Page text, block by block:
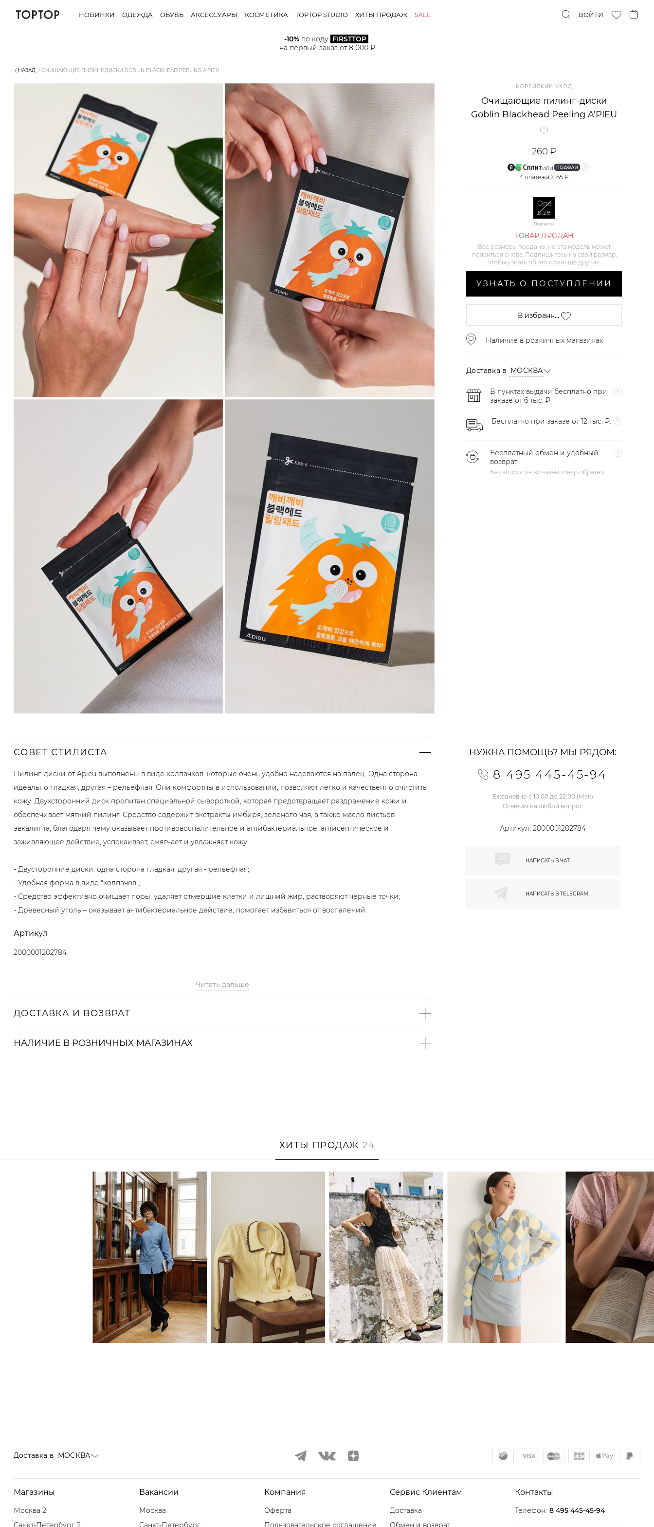
НОВИНКИ ОДЕЖДА ОБУВЬ АКСЕССУАРЫ КОСМЕТИКА TOPTOP STUDIO ХИТЫ ПРОДАЖ SALE ВОЙТИ
-10% по коду FIRSTTOP
на первый заказ от 8 000 ₽
⟨ НАЗАД ОЧИЩАЮЩИЕ ПИЛИНГ-ДИСКИ GOBLIN BLACKHEAD PEELING A'PIEU
КОРЕЙСКИЙ УХОД
Очищающие пилинг-диски
Goblin Blackhead Peeling A'PIEU
260 ₽
или
4 платежаX 65 ₽
One
size
Подписка
ТОВАР ПРОДАН
Все размеры проданы, но эта модель может
появиться снова. Подпишитесь на свой размер,
чтобы узнать об этом раньше других.
УЗНАТЬ О ПОСТУПЛЕНИИ
В избранн...
Наличие в розничных магазинах
Доставка в МОСКВА
В пунктах выдачи бесплатно при
заказе от 6 тыс. ₽
Бесплатно при заказе от 12 тыс. ₽.
Бесплатный обмен и удобный
возврат
Без вопросов возьмем товар обратно
СОВЕТ СТИЛИСТА
Пилинг-диски от Apieu выполнены в виде колпачков, которые очень удобно надеваются на палец. Одна сторона
идеально гладкая, другая – рельефная. Они комфортны в использовании, позволяют легко и качественно очистить
кожу. Двухсторонний диск пропитан специальной сывороткой, которая предотвращает раздражение кожи и
обеспечивает мягкий пилинг. Средство содержит экстракты имбиря, зеленого чая, а также масло листьев
эвкалипта, благодаря чему оказывает противовоспалительное и антибактериальное, антисептическое и
заживляющее действие, успокаивает, смягчает и увлажняет кожу.
- Двусторонние диски, одна сторона гладкая, другая - рельефная;
- Удобная форма в виде "колпачов";
- Средство эффективно очищает поры, удаляет отмершие клетки и лишний жир, растворяют черные точки;
- Древесный уголь – оказывает антибактериальное действие, помогает избавиться от воспалений.
Артикул
2000001202784
Читать дальше
ДОСТАВКА И ВОЗВРАТ
НАЛИЧИЕ В РОЗНИЧНЫХ МАГАЗИНАХ
НУЖНА ПОМОЩЬ? МЫ РЯДОМ:
8 495 445-45-94
Ежедневно с 10:00 до 22:00 (Мск)
Ответим на любой вопрос
Артикул: 2000001202784
НАПИСАТЬ В ЧАТ
НАПИСАТЬ В TELEGRAM
ХИТЫ ПРОДАЖ 24
XS S L XS/S M/L XS S M L XS S M XS S M L
Магазины
Москва 2
Санкт-Петербург 2
Вакансии
Москва
Санкт-Петербург
Компания
Оферта
Пользовательское соглашение
Сервис Клиентам
Доставка
Обмен и возврат
Контакты
Телефон: 8 495 445-45-94
Доставка в МОСКВА